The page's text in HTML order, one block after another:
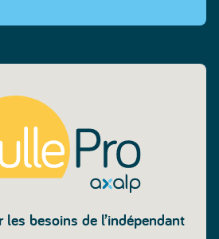
besoins de l’indépendant